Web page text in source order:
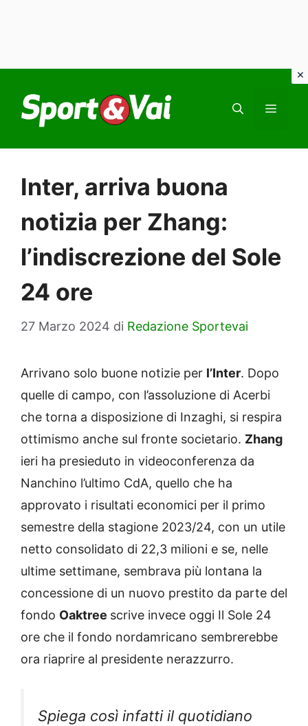
contenuto
Inter, arriva buona
notizia per Zhang:
l’indiscrezione del Sole
24 ore
27 Marzo 2024 di Redazione Sportevai
Arrivano solo buone notizie per l’Inter. Dopo
quelle di campo, con l’assoluzione di Acerbi
che torna a disposizione di Inzaghi, si respira
ottimismo anche sul fronte societario. Zhang
ieri ha presieduto in videoconferenza da
Nanchino l’ultimo CdA, quello che ha
approvato i risultati economici per il primo
semestre della stagione 2023/24, con un utile
netto consolidato di 22,3 milioni e se, nelle
ultime settimane, sembrava più lontana la
concessione di un nuovo prestito da parte del
fondo Oaktree scrive invece oggi Il Sole 24
ore che il fondo nordamricano sembrerebbe
ora riaprire al presidente nerazzurro.
Spiega così infatti il quotidiano